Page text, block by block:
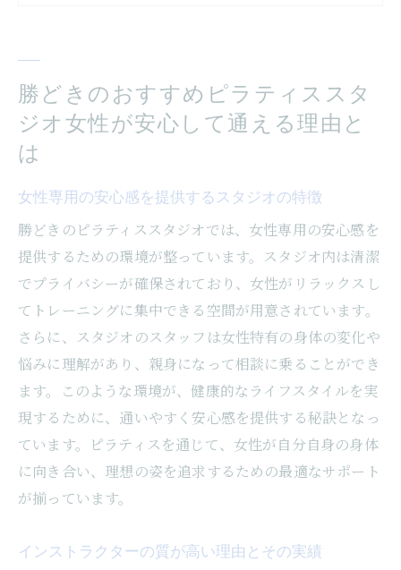
初心者でも安心サポートが充実
口コミから見るスタジオの評判と実際の声
長く通い続けられる環境づくりの工夫
てでも安心の環境
口コミで評判のスタジオの特徴とは
初めての方でも安心なサポート体制
設備と雰囲気が初参加者にも優しい理由
インストラクターとの相性を確認する方法
スタジオ見学で安心感を得るためのポイン
ト
実際の体験談から学ぶ、初回参加の心得
姿勢改善に効果的勝どきのおすすめピラティス
スタジオを徹底解説
姿勢改善に特化したプログラムの内容
専門家による姿勢診断と目標設定
勝どきのおすすめピラティススタ
ジオ女性が安心して通える理由と
は
女性専用の安心感を提供するスタジオの特徴
勝どきのピラティススタジオでは、女性専用の安心感を
提供するための環境が整っています。スタジオ内は清潔
でプライバシーが確保されており、女性がリラックスし
てトレーニングに集中できる空間が用意されています。
さらに、スタジオのスタッフは女性特有の身体の変化や
悩みに理解があり、親身になって相談に乗ることができ
ます。このような環境が、健康的なライフスタイルを実
現するために、通いやすく安心感を提供する秘訣となっ
ています。ピラティスを通じて、女性が自分自身の身体
に向き合い、理想の姿を追求するための最適なサポート
が揃っています。
インストラクターの質が高い理由とその実績